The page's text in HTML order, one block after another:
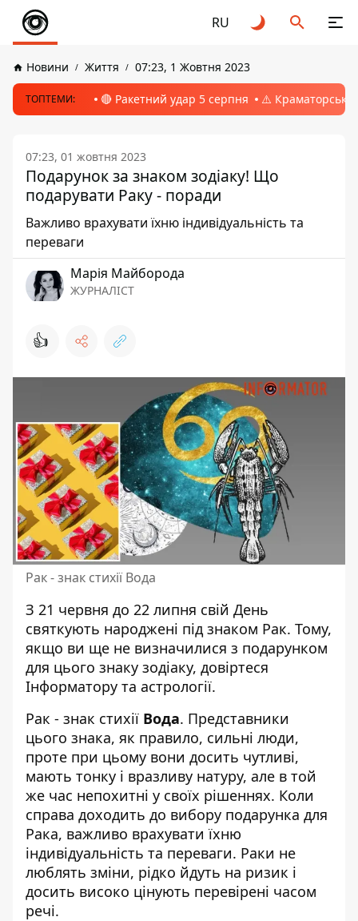
RU
Новини Життя 07:23, 1 Жовтня 2023
ТОПТЕМИ: 🔴 Ракетний удар 5 серпня ⚠️ Краматорськ,
07:23, 01 жовтня 2023
Подарунок за знаком зодіаку! Що
подарувати Раку - поради
Важливо врахувати їхню індивідуальність та
переваги
Марія Майборода
ЖУРНАЛІСТ
👍
Рак - знак стихії Вода
З 21 червня до 22 липня свій День
святкують народжені під знаком Рак. Тому,
якщо ви ще не визначилися з подарунком
для цього знаку зодіаку, довіртеся
Інформатору та астрології.
Рак - знак стихії Вода. Представники
цього знака, як правило, сильні люди,
проте при цьому вони досить чутливі,
мають тонку і вразливу натуру, але в той
же час непохитні у своїх рішеннях. Коли
справа доходить до вибору подарунка для
Рака, важливо врахувати їхню
індивідуальність та переваги. Раки не
люблять зміни, рідко йдуть на ризик і
досить високо цінують перевірені часом
речі.